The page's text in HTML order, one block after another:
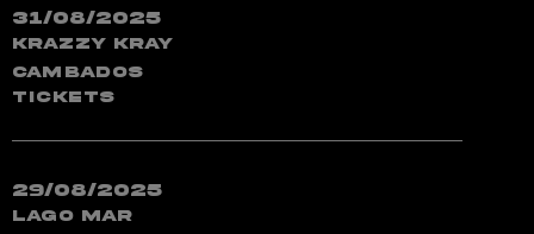
31/08/2025
Krazzy Kray
Cambados
TICKETS
29/08/2025
Lago Mar